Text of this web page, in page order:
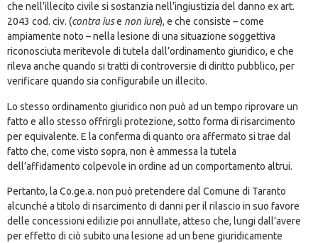
che nell’illecito civile si sostanzia nell’ingiustizia del danno ex art.
2043 cod. civ. (contra iuse non iure), e che consiste – come
ampiamente noto – nella lesione di una situazione soggettiva
riconosciuta meritevole di tutela dall’ordinamento giuridico, e che
rileva anche quando si tratti di controversie di diritto pubblico, per
verificare quando sia configurabile un illecito.
Lo stesso ordinamento giuridico non può ad un tempo riprovare un
fatto e allo stesso offrirgli protezione, sotto forma di risarcimento
per equivalente. E la conferma di quanto ora affermato si trae dal
fatto che, come visto sopra, non è ammessa la tutela
dell’affidamento colpevole in ordine ad un comportamento altrui.
Pertanto, la Co.ge.a. non può pretendere dal Comune di Taranto
alcunché a titolo di risarcimento di danni per il rilascio in suo favore
delle concessioni edilizie poi annullate, atteso che, lungi dall’avere
per effetto di ciò subito una lesione ad un bene giuridicamente